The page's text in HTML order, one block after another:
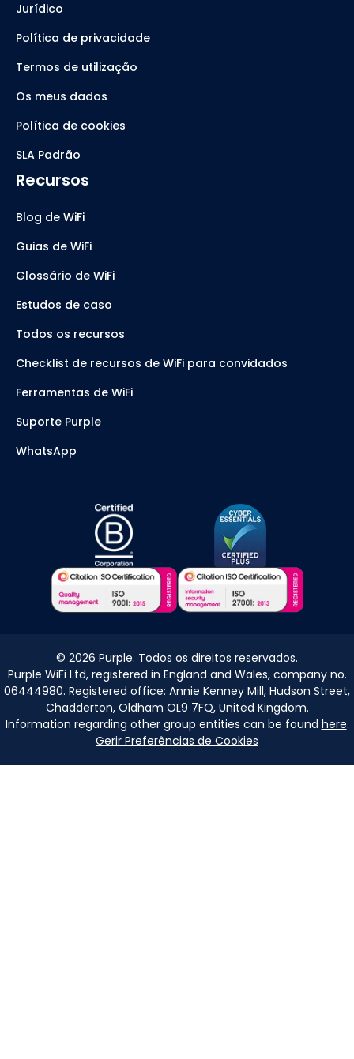
Jurídico
Política de privacidade
Termos de utilização
Os meus dados
Política de cookies
SLA Padrão
Recursos
Blog de WiFi
Guias de WiFi
Glossário de WiFi
Estudos de caso
Todos os recursos
Checklist de recursos de WiFi para convidados
Ferramentas de WiFi
Suporte Purple
WhatsApp
© 2026 Purple. Todos os direitos reservados.
Purple WiFi Ltd, registered in England and Wales, company no.
06444980. Registered office: Annie Kenney Mill, Hudson Street,
Chadderton, Oldham OL9 7FQ, United Kingdom.
Information regarding other group entities can be found here.
Gerir Preferências de Cookies